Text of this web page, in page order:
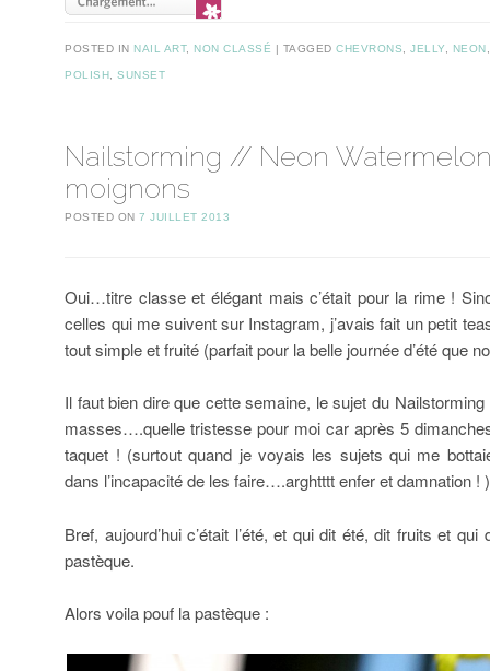
POSTED IN NAIL ART, NON CLASSÉ TAGGEDCHEVRONS ,JELLY NEON
POLISH ,SUNSET
Nailstorming // Neon
moignons
POSTED ON7 JUILLET 2013
Oui…titre classe et élégant mais c’était pour la rime !
celles qui me suivent sur Instagram, j’avais fait un petit
tout simple et fruité (parfait pour la belle journée d’été que
Il faut bien dire que cette semaine, le sujet du
masses….quelle tristesse pour moi car après 5
taquet ! (surtout quand je voyais les sujets qui me
dans l’incapacité de les faire….arghtttt enfer et damnation ! )
Bref, aujourd’hui c’était l’été, et qui dit été, dit fruits et
pastèque.
Alors voila pouf la pastèque :